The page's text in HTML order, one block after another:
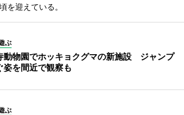
を迎えている。
ぶ
動物園でホッキョクグマの新施設 ジャンプ
姿を間近で観察も
ぶ